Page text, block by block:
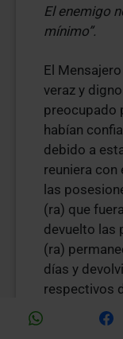
El enemigo
mínimo”.
El
veraz y
preocupado
habían
debido a
reuniera con
las
(ra) que
devuelto las
(ra)
días y
respectivos
sido
vez hubo